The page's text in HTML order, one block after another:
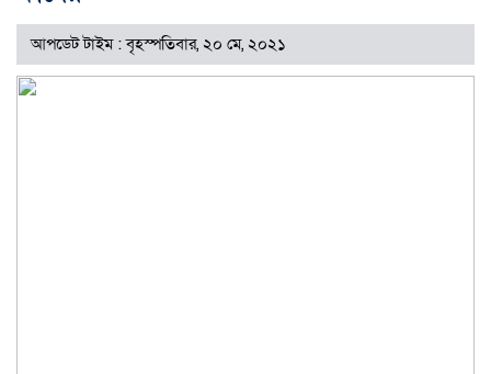
আপডেট টাইম : বৃহস্পতিবার, ২০ মে, ২০২১